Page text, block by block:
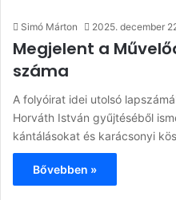
Simó Márton 2025. december
Megjelent a
száma
A folyóirat idei utolsó
Horváth István gyűjtéséből
kántálásokat és karácsonyi
Bővebben »